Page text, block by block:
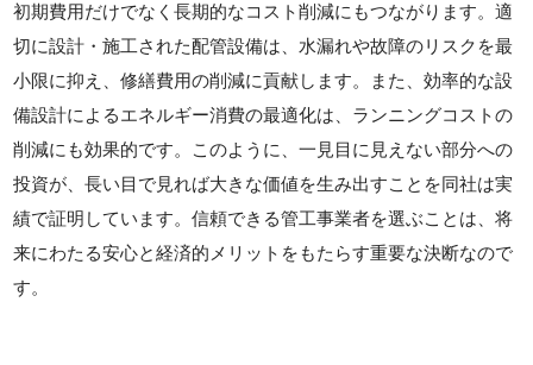
初期費用だけでなく長期的なコスト削減にもつながります。適
切に設計・施工された配管設備は、水漏れや故障のリスクを最
小限に抑え、修繕費用の削減に貢献します。また、効率的な設
備設計によるエネルギー消費の最適化は、ランニングコストの
削減にも効果的です。このように、一見目に見えない部分への
投資が、長い目で見れば大きな価値を生み出すことを同社は実
績で証明しています。信頼できる管工事業者を選ぶことは、将
来にわたる安心と経済的メリットをもたらす重要な決断なので
す。